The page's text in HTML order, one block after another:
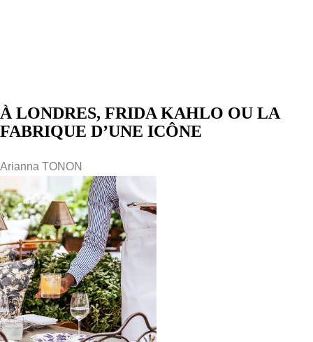
À LONDRES, FRIDA KAHLO OU LA
FABRIQUE D’UNE ICÔNE
Arianna TONON